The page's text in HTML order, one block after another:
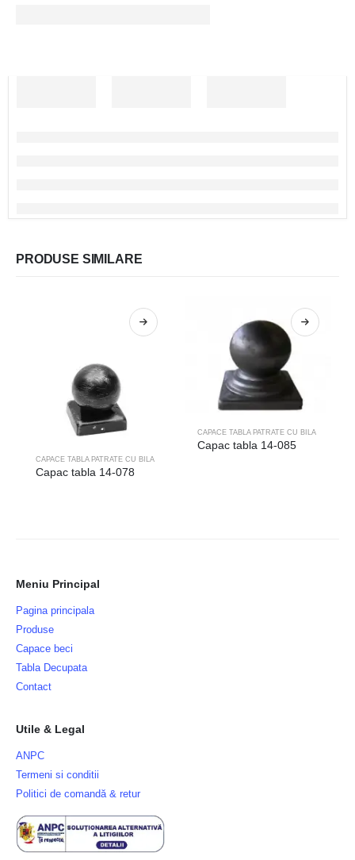
PRODUSE SIMILARE
CAPACE TABLA PATRATE CU BILA
Capac tabla 14-078
CAPACE TABLA PATRATE CU BILA
Capac tabla 14-085
Meniu Principal
Pagina principala
Produse
Capace beci
Tabla Decupata
Contact
Utile & Legal
ANPC
Termeni si conditii
Politici de comandă & retur